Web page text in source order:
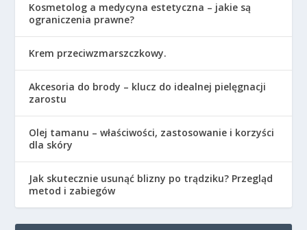
Kosmetolog a medycyna estetyczna – jakie są
ograniczenia prawne?
Krem przeciwzmarszczkowy.
Akcesoria do brody – klucz do idealnej pielęgnacji
zarostu
Olej tamanu – właściwości, zastosowanie i korzyści
dla skóry
Jak skutecznie usunąć blizny po trądziku? Przegląd
metod i zabiegów